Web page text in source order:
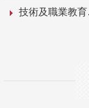
技術及職業教育